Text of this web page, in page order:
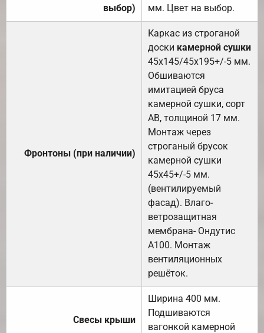
выбор)
мм. Цвет на выбор.
Фронтоны (при наличии)
Каркас из строганой
доски камерной сушки
45х145/45х195+/-5 мм.
Обшиваются
имитацией бруса
камерной сушки, сорт
АВ, толщиной 17 мм.
Монтаж через
строганый брусок
камерной сушки
45х45+/-5 мм.
(вентилируемый
фасад). Влаго-
ветрозащитная
мембрана- Ондутис
А100. Монтаж
вентиляционных
решёток.
Свесы крыши
Ширина 400 мм.
Подшиваются
вагонкой камерной